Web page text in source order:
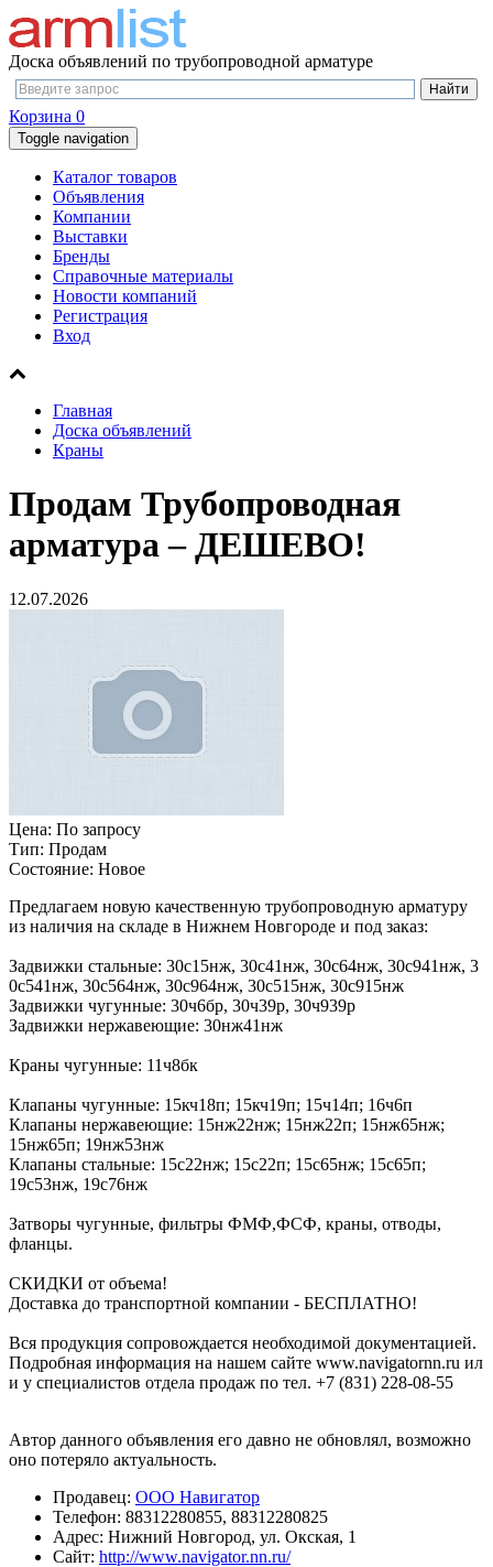
Доска объявлений по трубопроводной арматуре
Корзина 0
Toggle navigation
Каталог товаров
Объявления
Компании
Выставки
Бренды
Справочные материалы
Новости компаний
Регистрация
Вход
Главная
Доска объявлений
Краны
Продам Трубопроводная
арматура – ДЕШЕВО!
12.07.2026
Цена: По запросу
Тип: Продам
Состояние: Новое
Предлагаем новую качественную трубопроводную арматуру
из наличия на складе в Нижнем Новгороде и ​под заказ:
Задвижки стальные: 30с15нж, 30с41нж​, 30с64нж, 30с941нж, 3​
0с541нж, 30с564нж, 30с9​64нж, 30с515нж, 30с915нж​
Задвижки чугунные: 30ч6​бр, 30ч39р, 30ч939р
Задвижки нержавеющие: 30нж41​нж
Краны чугунные: 11ч8​бк
Клапаны чугунные: 15​кч18п; 15кч19п; 15ч14п; ​16ч6п
Клапаны нержавеющие: 15нж22нж; 15нж22п; 15​нж65нж;
15нж65п; 19нж53н​ж
Клапаны стальные: 15с2​2нж; 15с22п; 15с65нж; 15​с65п;
19с53нж, 19с76нж
​Затворы чугунные, фильтр​ы ФМФ,ФСФ, краны, отвод​ы,
фланцы.
СКИДКИ от ​объема!
Доставка до транс​портной компании - БЕСПЛ​АТНО!
Вся продукция сопровождается необходимой документацией.
Подробная ​информация на нашем сайт​е www.navigatornn.ru ил​
и у специалистов отдела ​продаж по тел. +7 (831) ​228-08-55
Автор данного объявления его давно не обновлял, возможно
оно потеряло актуальность.
Продавец: ООО Навигатор
Телефон: 88312280855, 88312280825
Адрес: Нижний Новгород, ул. Окская, 1
Сайт: http://www.navigator.nn.ru/